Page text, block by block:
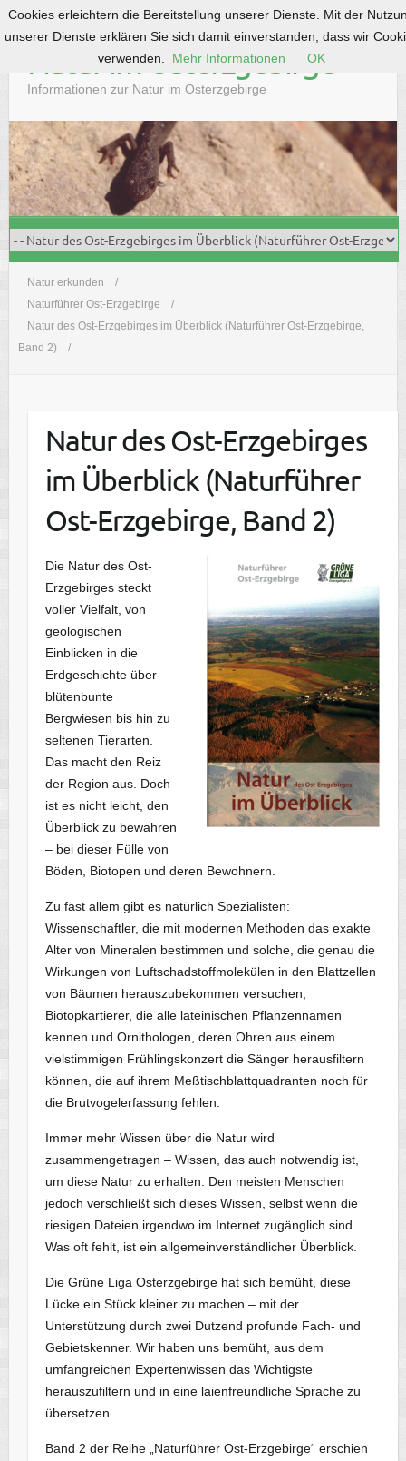
S
k
o
c
o
n
t
Natur im Osterzgebirge
Informationen zur Natur im Osterzgebirge
Natur erkunden
Naturführer Ost-Erzgebirge
Natur des Ost-Erzgebirges im Überblick (Naturführer Ost-Erzgebirge,
Band 2)
Natur des Ost-Erzgebirges
im Überblick (Naturführer
Ost-Erzgebirge, Band 2)
Die Natur des Ost-
Erzgebirges steckt
voller Vielfalt, von
geologischen
Einblicken in die
Erdgeschichte über
blütenbunte
Bergwiesen bis hin zu
seltenen Tierarten.
Das macht den Reiz
der Region aus. Doch
ist es nicht leicht, den
Überblick zu bewahren
– bei dieser Fülle von
Böden, Biotopen und deren Bewohnern.
Zu fast allem gibt es natürlich Spezialisten:
Wissenschaftler, die mit modernen Methoden das exakte
Alter von Mineralen bestimmen und solche, die genau die
Wirkungen von Luftschadstoffmolekülen in den Blattzellen
von Bäumen herauszubekommen versuchen;
Biotopkartierer, die alle lateinischen Pflanzennamen
kennen und Ornithologen, deren Ohren aus einem
vielstimmigen Frühlingskonzert die Sänger herausfiltern
können, die auf ihrem Meßtischblattquadranten noch für
die Brutvogelerfassung fehlen.
Immer mehr Wissen über die Natur wird
zusammengetragen – Wissen, das auch notwendig ist,
um diese Natur zu erhalten. Den meisten Menschen
jedoch verschließt sich dieses Wissen, selbst wenn die
riesigen Dateien irgendwo im Internet zugänglich sind.
Was oft fehlt, ist ein allgemeinverständlicher Überblick.
Die Grüne Liga Osterzgebirge hat sich bemüht, diese
Lücke ein Stück kleiner zu machen – mit der
Unterstützung durch zwei Dutzend profunde Fach- und
Gebietskenner. Wir haben uns bemüht, aus dem
umfangreichen Expertenwissen das Wichtigste
herauszufiltern und in eine laienfreundliche Sprache zu
übersetzen.
Band 2 der Reihe „Naturführer Ost-Erzgebirge“ erschien
Cookies erleichtern die Bereitstellung unserer Dienste. Mit der
unserer Dienste erklären Sie sich damit einverstanden, dass wir
verwenden.
Mehr Informationen OK